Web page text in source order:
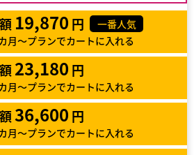
19,870 円
一番人気
月～プランでカートに入れる
23,180 円
月～プランでカートに入れる
36,600 円
月～プランでカートに入れる